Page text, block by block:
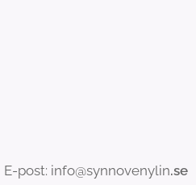
E-post: info@synnovenylin.se